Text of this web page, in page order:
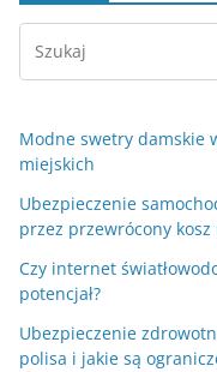
Modne swetry damskie
miejskich
Ubezpieczenie
przez przewrócony
Czy internet
potencjał?
Ubezpieczenie
polisa i jakie są